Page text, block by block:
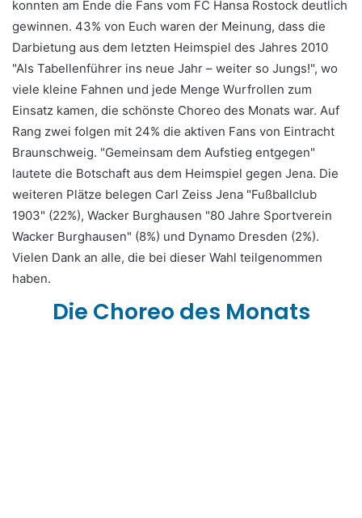
konnten am Ende die Fans vom FC Hansa Rostock deutlich
gewinnen. 43% von Euch waren der Meinung, dass die
Darbietung aus dem letzten Heimspiel des Jahres 2010
"Als Tabellenführer ins neue Jahr – weiter so Jungs!", wo
viele kleine Fahnen und jede Menge Wurfrollen zum
Einsatz kamen, die schönste Choreo des Monats war. Auf
Rang zwei folgen mit 24% die aktiven Fans von Eintracht
Braunschweig. "Gemeinsam dem Aufstieg entgegen"
lautete die Botschaft aus dem Heimspiel gegen Jena. Die
weiteren Plätze belegen Carl Zeiss Jena "Fußballclub
1903" (22%), Wacker Burghausen "80 Jahre Sportverein
Wacker Burghausen" (8%) und Dynamo Dresden (2%).
Vielen Dank an alle, die bei dieser Wahl teilgenommen
haben.
Die Choreo des Monats